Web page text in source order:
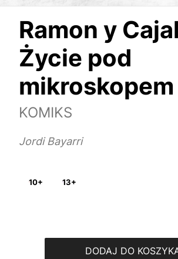
Ramon y
Życie pod
mikroskopem
KOMIKS
Jordi Bayarri
10+ 13+
DODAJ DO